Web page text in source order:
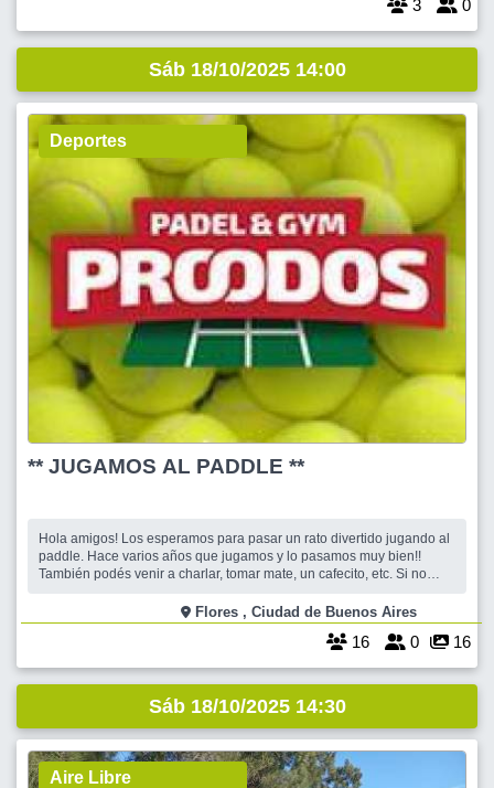
3 0
Sáb 18/10/2025 14:00
Deportes
** JUGAMOS AL PADDLE **
Hola amigos! Los esperamos para pasar un rato divertido jugando al
paddle. Hace varios años que jugamos y lo pasamos muy bien!!
También podés venir a charlar, tomar mate, un cafecito, etc. Si no
$8000 por persona. Te esperamos !! Cris y BetitaFlores , Ciudad de Buenos Aires
16 0 16
Sáb 18/10/2025 14:30
Aire Libre